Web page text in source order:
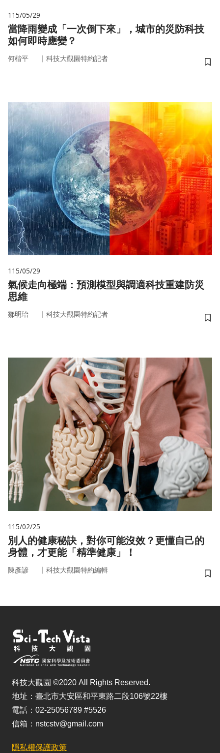
115/05/29
當降雨變成「一次倒下來」，城市的災防科技
如何即時應變？
何楷平 ｜ 科技大觀園特約記者
儲
115/05/29
氣候走向極端：預測模型與調適科技重建防災
思維
鄒明珆 ｜ 科技大觀園特約記者
儲
115/02/25
別人的健康秘訣，對你可能沒效？更懂自己的
身體，才更能「精準健康」！
陳彥諺 ｜ 科技大觀園特約編輯
儲
科技大觀園 ©2020 All Rights Reserved.
地址：臺北市大安區和平東路二段106號22樓
電話：02-25056789 #5526
信箱：nstcstv@gmail.com
隱私權保護政策